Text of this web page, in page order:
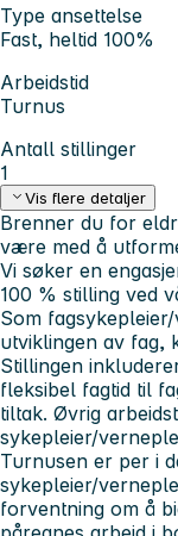
Type ansettelse
Fast, heltid 100%
Arbeidstid
Turnus
Antall stillinger
1
Vis flere detaljer
Brenner du for
være med å
Vi søker en
100 % stilling ved
Som
utviklingen av fag,
Stillingen
fleksibel fagtid til
tiltak. Øvrig
sykepleier/
Turnusen er per i
sykepleier/
forventning om å